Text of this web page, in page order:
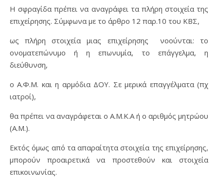
Η σφραγίδα πρέπει να αναγράφει τα πλήρη στοιχεία της
επιχείρησης. Σύμφωνα με το άρθρο 12 παρ.10 του ΚΒΣ,
ως πλήρη στοιχεία μιας επιχείρησης νοούνται: το
ονοματεπώνυμο ή η επωνυμία, το επάγγελμα, η
διεύθυνση,
ο Α.Φ.Μ. και η αρμόδια ΔΟΥ. Σε μερικά επαγγέλματα (πχ
ιατροί),
θα πρέπει να αναγράφεται ο Α.Μ.Κ.Α ή ο αριθμός μητρώου
(Α.Μ.).
Εκτός όμως από τα απαραίτητα στοιχεία της επιχείρησης,
μπορούν προαιρετικά να προστεθούν και στοιχεία
επικοινωνίας.